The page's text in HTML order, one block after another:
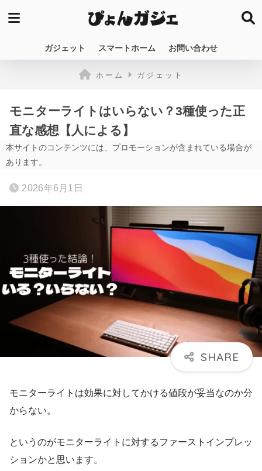
ガジェット スマートホーム お問い合わせ
ホーム ガジェット
モニターライトはいらない？3種使った正
直な感想【人による】
本サイトのコンテンツには、プロモーションが含まれている場合が
あります。
2026年6月1日
モニターライトは効果に対してかける値段が妥当なのか分
からない。
というのがモニターライトに対するファーストインプレッ
ションかと思います。